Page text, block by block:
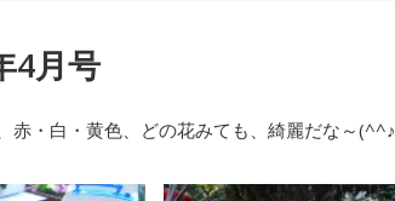
4月号
赤・白・黄色、どの花みても、綺麗だな～(^^♪